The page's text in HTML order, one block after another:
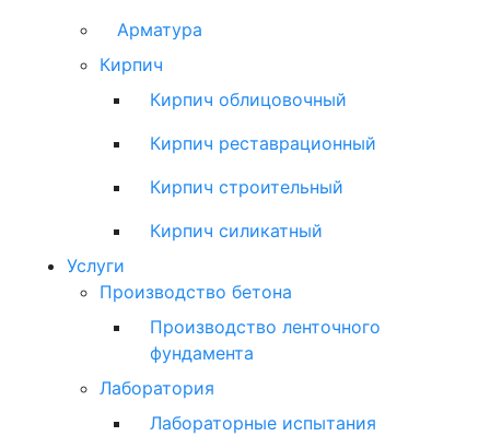
Арматура
Кирпич
Кирпич облицовочный
Кирпич реставрационный
Кирпич строительный
Кирпич силикатный
Услуги
Производство бетона
Производство ленточного
фундамента
Лаборатория
Лабораторные испытания